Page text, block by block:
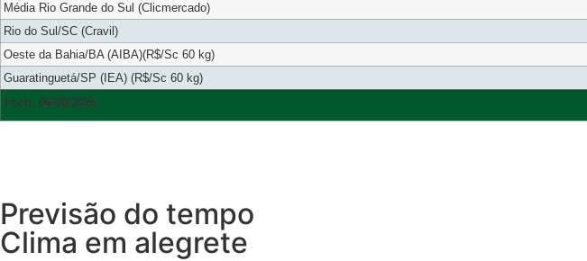
Média Rio Grande do Sul (Clicmercado)
Rio do Sul/SC (Cravil)
Oeste da Bahia/BA (AIBA)(R$/Sc 60 kg)
Guaratinguetá/SP (IEA) (R$/Sc 60 kg)
Fech. 06/08/2026
Previsão do tempo
Clima em alegrete